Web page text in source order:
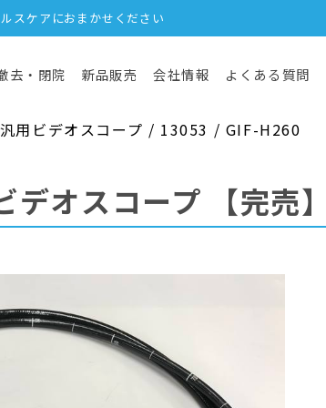
スケアにおまかせください
去・閉院 新品販売 会社情報 よくある質問
用ビデオスコープ / 13053 / GIF-H260
デオスコープ 【完売】